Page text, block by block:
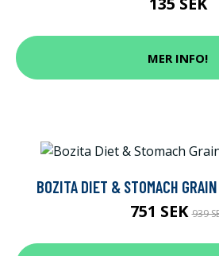
MER INFO!
BOZITA DIET & STOMACH
751 SEK939